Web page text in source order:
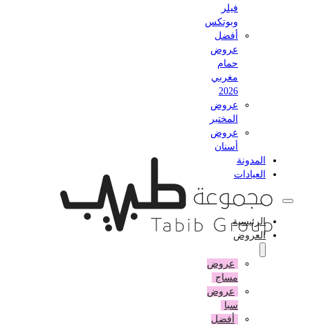
وبوتكس
أفضل
عروض
حمام
مغربي
عروض
المختبر
عروض
أسنان
المدونة
العيادات
الرئيسية
العروض
عروض
مساج
عروض
أفضل